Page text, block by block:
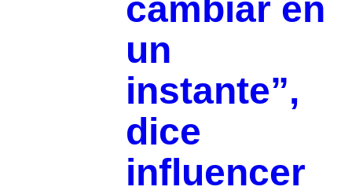
cambiar en
un
instante”,
dice
influencer